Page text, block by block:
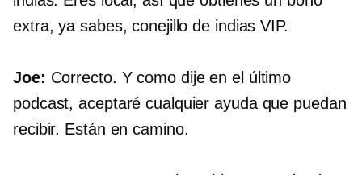
extra, ya sabes, conejillo de indias VIP.
Joe: Correcto. Y como dije en el último
podcast, aceptaré cualquier ayuda que puedan
recibir. Están en camino.